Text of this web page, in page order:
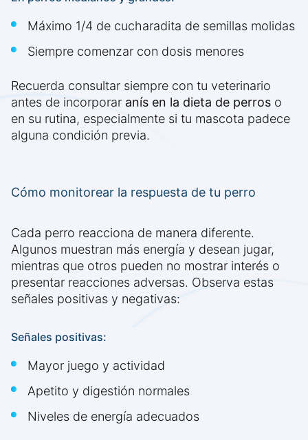
Máximo 1/4 de cucharadita de semillas molidas
Siempre comenzar con dosis menores
Recuerda consultar siempre con tu veterinario
antes de incorporar anís en la dieta de perros o
en su rutina, especialmente si tu mascota padece
alguna condición previa.
Cómo monitorear la respuesta de tu perro
Cada perro reacciona de manera diferente.
Algunos muestran más energía y desean jugar,
mientras que otros pueden no mostrar interés o
presentar reacciones adversas. Observa estas
señales positivas y negativas:
Señales positivas:
Mayor juego y actividad
Apetito y digestión normales
Niveles de energía adecuados